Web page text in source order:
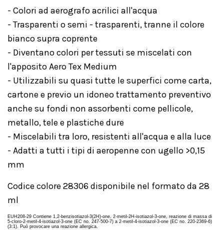
- Colori ad aerografo acrilici all'acqua
- Trasparenti o semi - trasparenti, tranne il colore
bianco supra coprente
- Diventano colori per tessuti se miscelati con
l'apposito Aero Tex Medium
- Utilizzabili su quasi tutte le superfici come carta,
cartone e previo un idoneo trattamento preventivo
anche su fondi non assorbenti come pellicole,
metallo, tele e plastiche dure
- Miscelabili tra loro, resistenti all'acqua e alla luce
- Adatti a tutti i tipi di aeropenne con ugello >0,15
mm
Codice colore 28306 disponibile nel formato da 28
ml
EUH208-29 Contiene 1,2-benzisotiazol-3(2H)-one, 2-metil-2H-isotiazol-3-one, reazione di massa di
5-cloro-2-metil-4-isotiazol-3-one (EC no. 247-500-7) a 2-metil-4-isotiazol-3-one (EC no. 220-2369-6)
(3:1). Può provocare una reazione allergica.